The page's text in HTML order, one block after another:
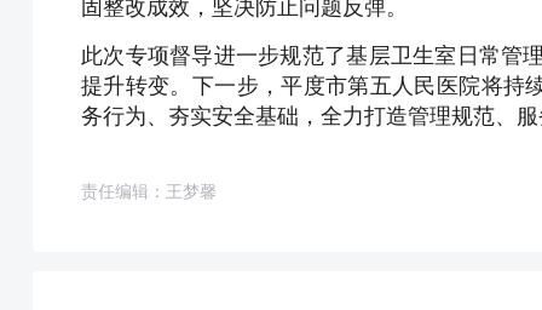
固整改成效，坚决防止问题反弹。
此次专项督导进一步规范了基层卫生室日常管
提升转变。下一步，平度市第五人民医院将持
务行为、夯实安全基础，全力打造管理规范、
责任编辑：王梦馨